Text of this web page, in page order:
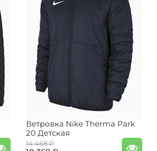
Ветровка Nike Therma Park
20 Детская
14 468 ₽